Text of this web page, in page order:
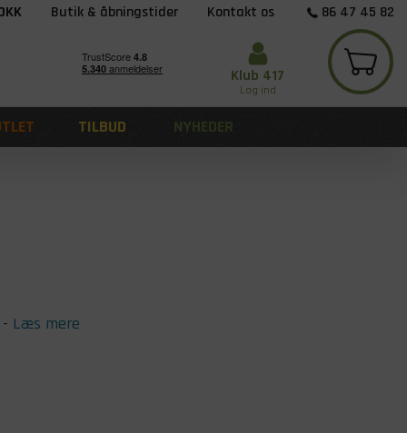
Butik & åbningstider Kontakt os
86 47 45 82
Klub 417
Log ind
TILBUD NYHEDER
- Læs mere